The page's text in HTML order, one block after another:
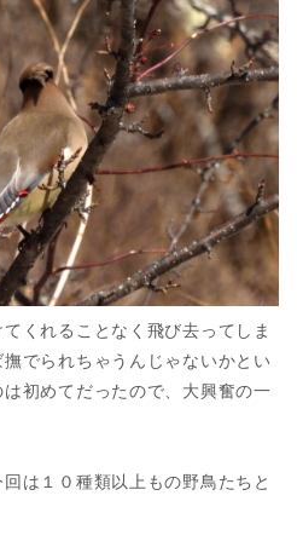
くれることなく飛び去ってしま
でられちゃうんじゃないかとい
初めてだったので、大興奮の一
は１０種類以上もの野鳥たちと